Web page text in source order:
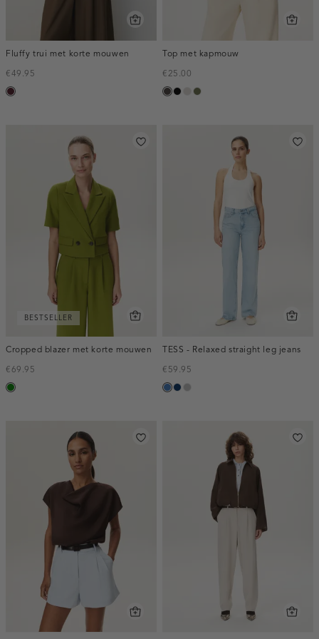
Fluffy trui met korte mouwen
€49.95
pruim,
Top met kapmouw
€25.00
chocozwarttaupe,
groen,
BESTSELLER
Cropped blazer met korte mouwen
€69.95
groen
TESS - Relaxed straight leg jeans
€59.95
blauw,
blauw,
grijs,